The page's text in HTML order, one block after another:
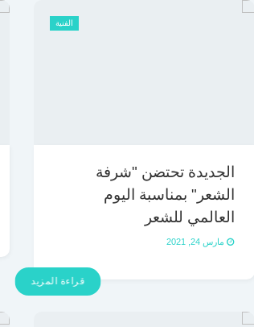
الفنية
الجديدة تحتضن "شرفة
الشعر" بمناسبة اليوم
العالمي للشعر
مارس 24, 2021
قراءة المزيد